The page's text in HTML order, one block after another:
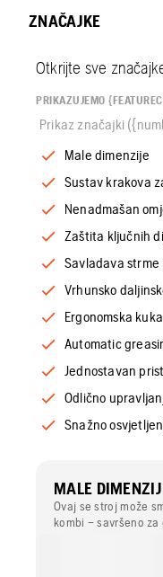
ZNAČAJKE
Otkrijte sve
PRIKAZUJEMO
Prikaz značajki
Male dimenzije
Sustav krakova
Nenadmašan
Zaštita ključnih
Savladava strme
Vrhunsko
Ergonomska
Automatic
Jednostavan
Odlično
Snažno
MALE
Ovaj se stroj može
kombi – savršeno